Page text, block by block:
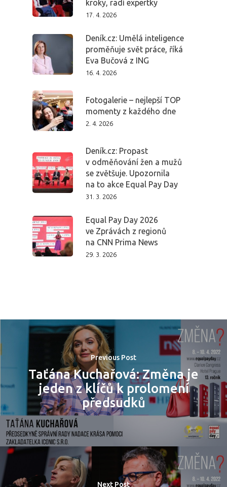
kroky, radí expertky
17. 4. 2026
Deník.cz: Umělá inteligence
proměňuje svět práce, říká
Eva Bučová z ING
16. 4. 2026
Fotogalerie – nejlepší TOP
momenty z každého dne
2. 4. 2026
Deník.cz: Propast
v odměňování žen a mužů
se zvětšuje. Upozornila
na to akce Equal Pay Day
31. 3. 2026
Equal Pay Day 2026
ve Zprávách z regionů
na CNN Prima News
29. 3. 2026
Previous Post
Taťána Kuchařová: Změna je
jeden z klíčů k prolomení
předsudků
Next Post
PRO MÉDIA
PŘIHLÁŠENÍ
Domů